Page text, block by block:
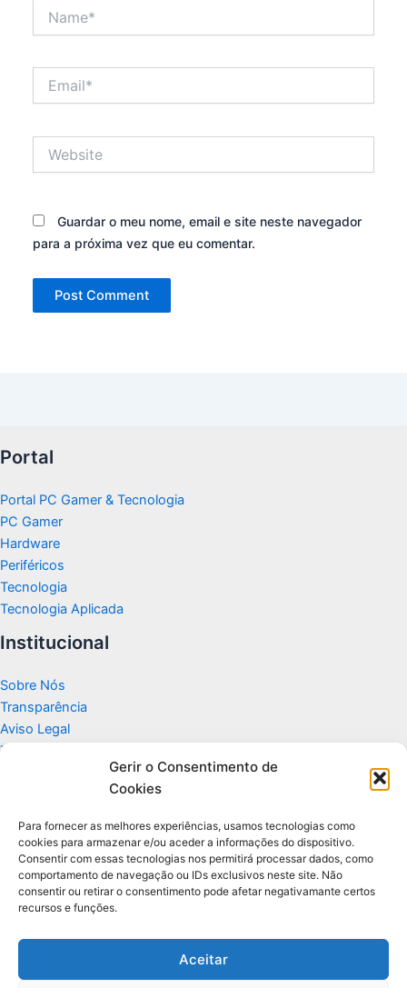
Gerir o Consentimento de
Cookies
Para fornecer as melhores experiências, usamos tecnologias como
cookies para armazenar e/ou aceder a informações do dispositivo.
Consentir com essas tecnologias nos permitirá processar dados, como
comportamento de navegação ou IDs exclusivos neste site. Não
consentir ou retirar o consentimento pode afetar negativamante certos
recursos e funções.
Aceitar
Guardar o meu nome, email e site neste navegador
para a próxima vez que eu comentar.
Portal
Portal PC Gamer & Tecnologia
PC Gamer
Hardware
Periféricos
Tecnologia
Tecnologia Aplicada
Institucional
Sobre Nós
Transparência
Aviso Legal
Termos de Uso
Politicas de Privacidade e Cookies
Apoio
Glossário de Tecnologia
Portal editorial independente sobre tecnologia, PC Gamer e guias